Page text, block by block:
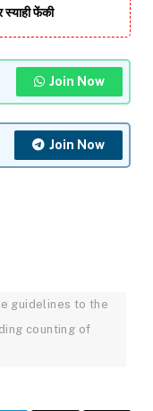
स्याही फेंकी
Join Now
Join Now
guidelines to the
counting of